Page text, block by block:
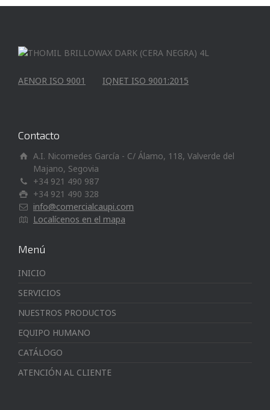
AENOR ISO 9001 IQNET ISO 9001:2015
Contacto
A.I. Nicomedes García - C/ Álamo, 118, Valverde del
Majano, Segovia
+34 921 490 987
+34 921 490 328
info@comercialcaupi.com
Localícenos en el mapa
Menú
INICIO
SERVICIOS
NUESTROS PRODUCTOS
EQUIPO HUMANO
CATÁLOGO
ATENCIÓN AL CLIENTE